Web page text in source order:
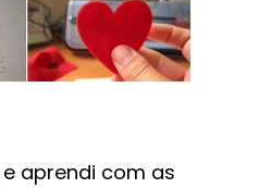
aprendi com as